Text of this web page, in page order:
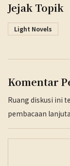
Jejak Topik
Light Novels
Komentar
Ruang diskusi ini
pembacaan